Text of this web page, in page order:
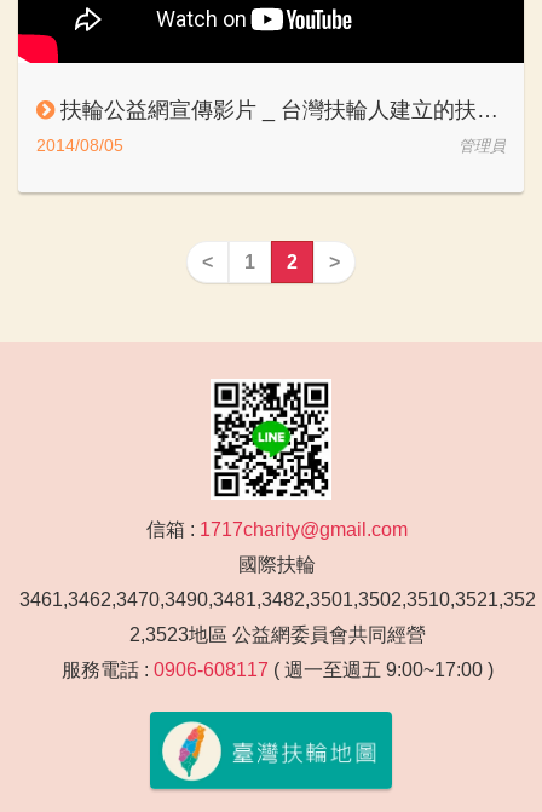
扶輪公益網宣傳影片 _ 台灣扶輪人建立的扶輪社與公益社福團體的愛心資源媒合平台
2014/08/05 管理員
< 1 2 >
信箱 : 1717charity@gmail.com
國際扶輪
3461,3462,3470,3490,3481,3482,3501,3502,3510,3521,352
2,3523地區 公益網委員會共同經營
服務電話 : 0906-608117 ( 週一至週五 9:00~17:00 )